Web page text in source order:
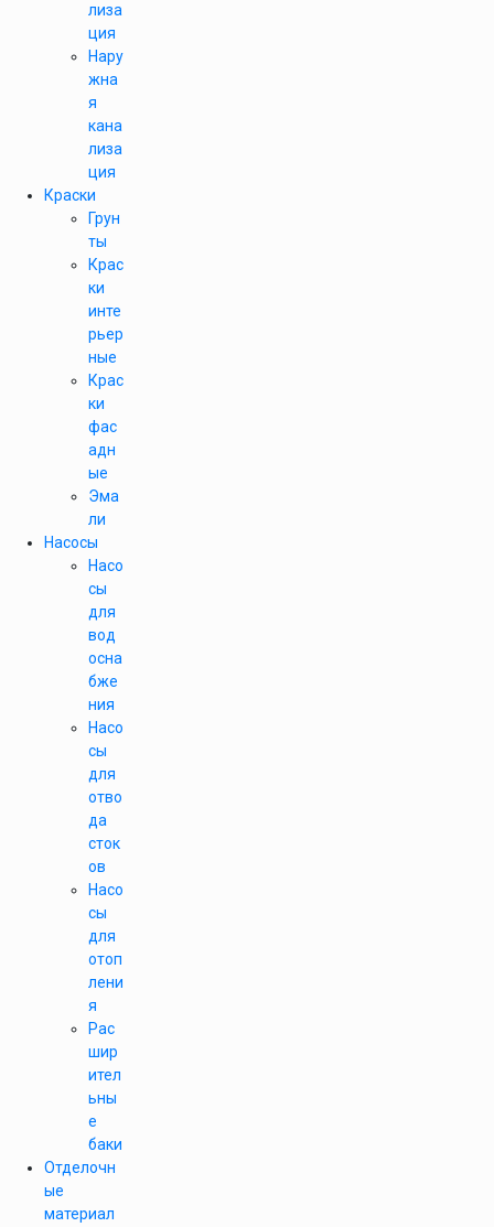
лиза
ция
Нару
жна
я
кана
лиза
ция
Краски
Грун
ты
Крас
ки
инте
рьер
ные
Крас
ки
фас
адн
ые
Эма
ли
Насосы
Насо
сы
для
вод
осна
бже
ния
Насо
сы
для
отво
да
сток
ов
Насо
сы
для
отоп
лени
я
Рас
шир
ител
ьны
е
баки
Отделочн
ые
материал